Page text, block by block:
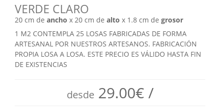
VERDE CLARO
20 cm de ancho x 20 cm de alto x 1.8 cm de grosor
1 M2 CONTEMPLA 25 LOSAS FABRICADAS DE FORMA
ARTESANAL POR NUESTROS ARTESANOS. FABRICACIÓN
PROPIA LOSA A LOSA. ESTE PRECIO ES VÁLIDO HASTA FIN
DE EXISTENCIAS
desde 29.00€ /